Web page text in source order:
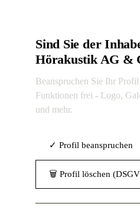
Sind Sie der
Hörakustik AG &
Beanspruchen Sie Ihr
Funktionen frei - Logo,
und mehr.
✓ Profil beanspruchen
🗑 Profil löschen